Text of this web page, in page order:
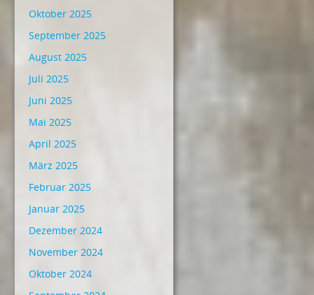
Oktober 2025
September 2025
August 2025
Juli 2025
Juni 2025
Mai 2025
April 2025
März 2025
Februar 2025
Januar 2025
Dezember 2024
November 2024
Oktober 2024